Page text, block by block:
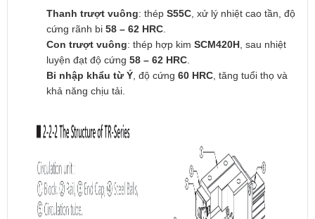
Thanh trượt vuông: thép S55C , xử lý nhiệt cao tần, độ
cứng rãnh bi 58 – 62 HRC
Con trượt vuông: thép hợp kim SCM420H , sau nhiệt
luyện đạt độ cứng 58 – 62 HRC
Bi nhập khẩu từ Ý , độ cứng 60 HRC , tăng tuổi thọ và
khả năng chịu tải.